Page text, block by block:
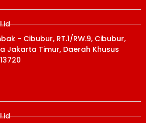
- Cibubur, RT.1/RW.9, Cibubur,
Jakarta Timur, Daerah Khusus